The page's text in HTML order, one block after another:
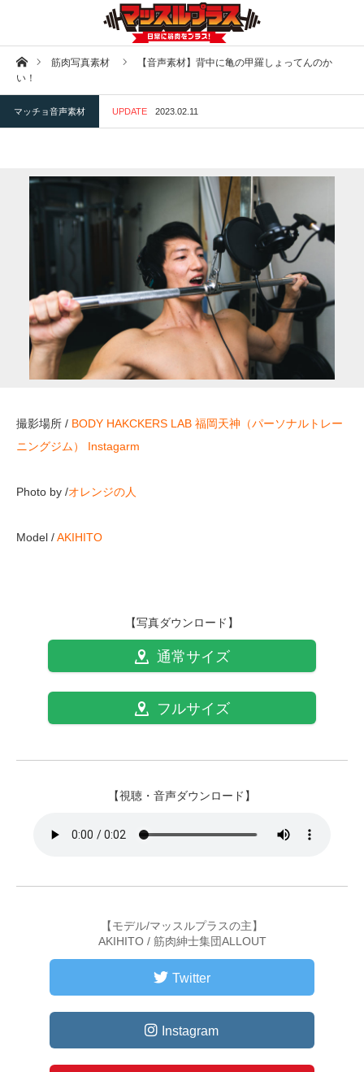
ホーム筋肉写真素材
【音声素材】背中に亀の甲羅しょってんのか
い！
マッチョ音声素材 UPDATE 2023.02.11
撮影場所 / BODY HAKCKERS LAB 福岡天神（パーソナルトレー
ニングジム）
Instagarm
Photo by /オレンジの人
Model /AKIHITO
【写真ダウンロード】
通常サイズ
フルサイズ
【視聴・音声ダウンロード】
【モデル/マッスルプラスの主】
AKIHITO / 筋肉紳士集団ALLOUT
Twitter
Instagram